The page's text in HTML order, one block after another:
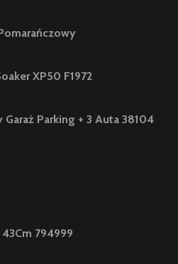
XP50 F1972
Parking + 3 Auta 38104
794999